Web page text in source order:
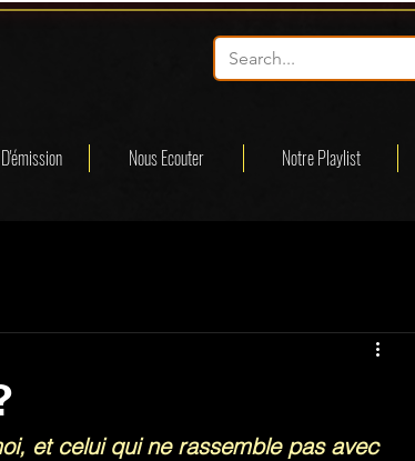
Nous Ecouter Notre Playlist
et celui qui ne rassemble pas avec